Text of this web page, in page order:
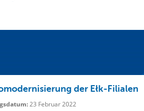
der Ełk-Filialen
23 Februar 2022